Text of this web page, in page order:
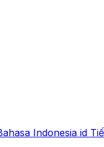
Indonesia id